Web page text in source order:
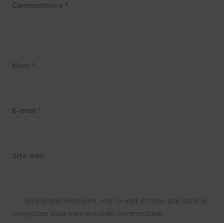
Commentaire *
Nom *
E-mail *
Site web
Enregistrer mon nom, mon e-mail et mon site dans le
navigateur pour mon prochain commentaire.